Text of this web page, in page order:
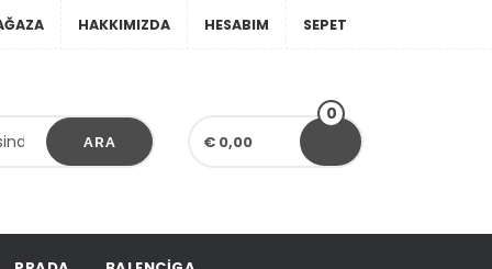
HAKKIMIZDA HESABIM SEPET
ARA € 0,00
0